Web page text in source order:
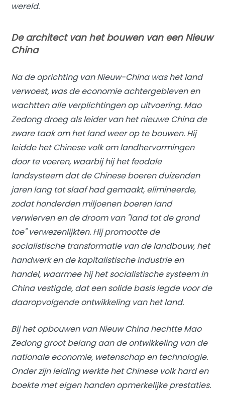
wereld.
De architect van het bouwen van een Nieuw
China
Na de oprichting van Nieuw-China was het land
verwoest, was de economie achtergebleven en
wachtten alle verplichtingen op uitvoering. Mao
Zedong droeg als leider van het nieuwe China de
zware taak om het land weer op te bouwen. Hij
leidde het Chinese volk om landhervormingen
door te voeren, waarbij hij het feodale
landsysteem dat de Chinese boeren duizenden
jaren lang tot slaaf had gemaakt, elimineerde,
zodat honderden miljoenen boeren land
verwierven en de droom van "land tot de grond
toe" verwezenlijkten. Hij promootte de
socialistische transformatie van de landbouw, het
handwerk en de kapitalistische industrie en
handel, waarmee hij het socialistische systeem in
China vestigde, dat een solide basis legde voor de
daaropvolgende ontwikkeling van het land.
Bij het opbouwen van Nieuw China hechtte Mao
Zedong groot belang aan de ontwikkeling van de
nationale economie, wetenschap en technologie.
Onder zijn leiding werkte het Chinese volk hard en
boekte met eigen handen opmerkelijke prestaties.